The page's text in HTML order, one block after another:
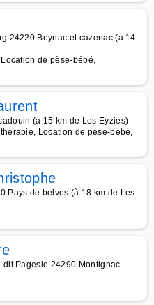
24220 Beynac et cazenac (à 14
de pèse-bébé,
(à 15 km de Les Eyzies)
Location de pèse-bébé,
Pays de belves (à 18 km de Les
Pagesie 24290 Montignac